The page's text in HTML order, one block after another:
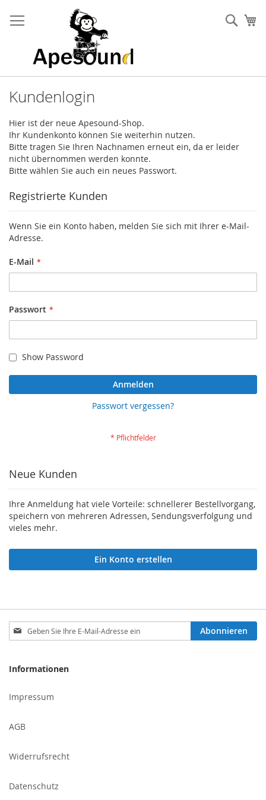
Inhalt
springen
Kundenlogin
Hier ist der neue Apesound-Shop.
Ihr Kundenkonto können Sie weiterhin nutzen.
Bitte tragen Sie Ihren Nachnamen erneut ein, da er leider
nicht übernommen werden konnte.
Bitte wählen Sie auch ein neues Passwort.
Registrierte Kunden
Wenn Sie ein Konto haben, melden Sie sich mit Ihrer e-Mail-
Adresse.
E-Mail
Passwort
Show Password
Anmelden
Passwort vergessen?
Neue Kunden
Ihre Anmeldung hat viele Vorteile: schnellerer Bestellvorgang,
speichern von mehreren Adressen, Sendungsverfolgung und
vieles mehr.
Ein Konto erstellen
Melden
Sie
unseren
an:
Abonnieren
Informationen
Impressum
AGB
Widerrufsrecht
Datenschutz